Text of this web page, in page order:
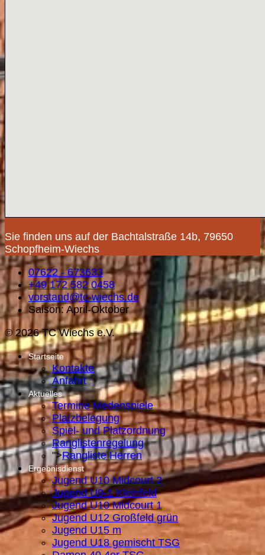
Sie finden uns auf der Bachtalstraße 14b, 79650
Schopfheim-Wiechs
07622 - 673633
+49 172 582 0458
vorstand@tc-wiechs.de
Saison: April-Oktober
© 2026 TC Wiechs e.V.
Startseite
Kontakte
Anfahrt
Aktuelles
Termine Medenspiele
Platzbelegung
Spiel- und Platzordnung
Ranglistenregelung
">Rangliste Herren
Ergebnisdienst
Jugend U10 Midcourt 2
Jugend U9-1 Kleinfeld
Jugend U10 Midcourt 1
Jugend U12 Großfeld grün
Jugend U15 m
Jugend U18 gemischt TSG